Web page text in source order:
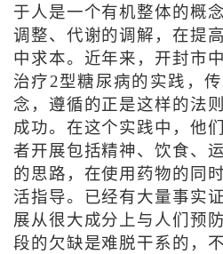
于人是一个有机整体的概
调整、代谢的调解，在提
中求本。近年来，开封市
治疗2型糖尿病的实践，
念，遵循的正是这样的法
成功。在这个实践中，他
者开展包括精神、饮食、
的思路，在使用药物的同
活指导。已经有大量事实
展从很大成分上与人们预
段的欠缺是难脱干系的，